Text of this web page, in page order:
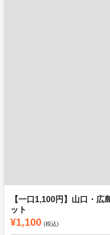
【一口1,100円】山口・
ット
¥1,100 (税込)